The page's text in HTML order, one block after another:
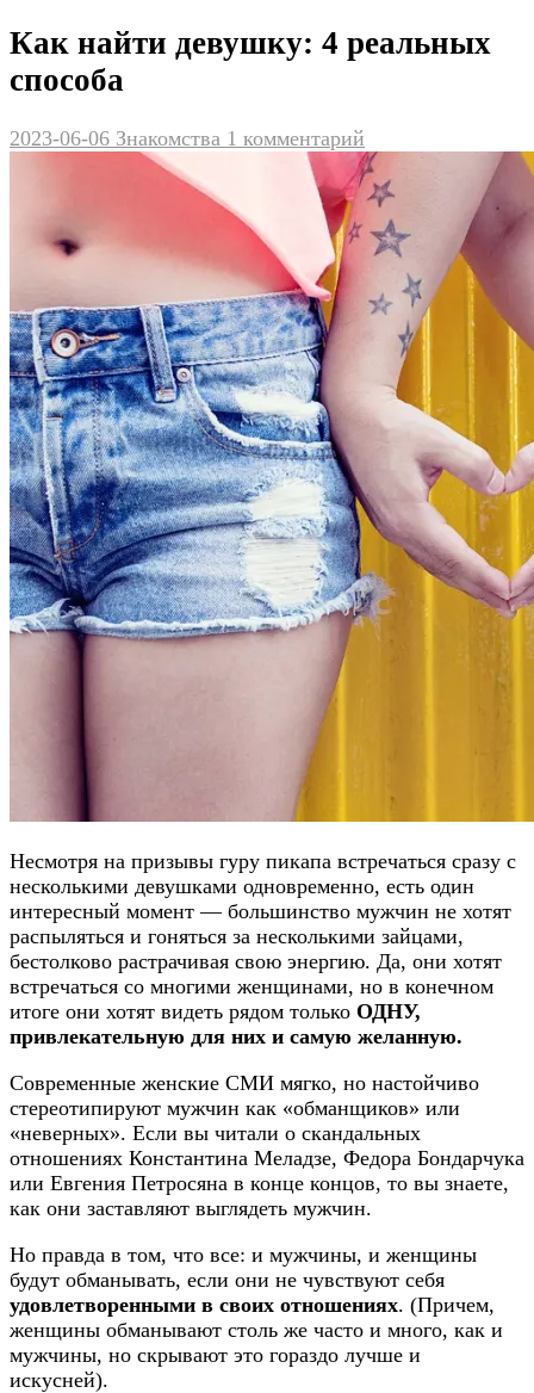
Как найти девушку: 4 реальных
способа
2023-06-06 Знакомства 1 комментарий
Несмотря на призывы гуру пикапа встречаться сразу с
несколькими девушками одновременно, есть один
интересный момент — большинство мужчин не хотят
распыляться и гоняться за несколькими зайцами,
бестолково растрачивая свою энергию. Да, они хотят
встречаться со многими женщинами, но в конечном
итоге они хотят видеть рядом только ОДНУ,
привлекательную для них и самую желанную.
Современные женские СМИ мягко, но настойчиво
стереотипируют мужчин как «обманщиков» или
«неверных». Если вы читали о скандальных
отношениях Константина Меладзе, Федора Бондарчука
или Евгения Петросяна в конце концов, то вы знаете,
как они заставляют выглядеть мужчин.
Но правда в том, что все: и мужчины, и женщины
будут обманывать, если они не чувствуют себя
удовлетворенными в своих отношениях. (Причем,
женщины обманывают столь же часто и много, как и
мужчины, но скрывают это гораздо лучше и
искусней).